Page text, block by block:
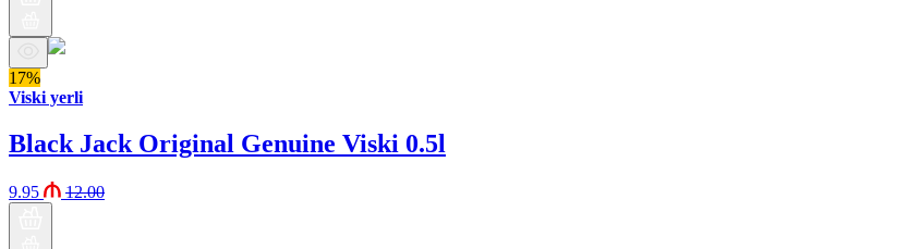
17%
Viski yerli
Black Jack Original Genuine Viski 0.5l
9.95 12.00